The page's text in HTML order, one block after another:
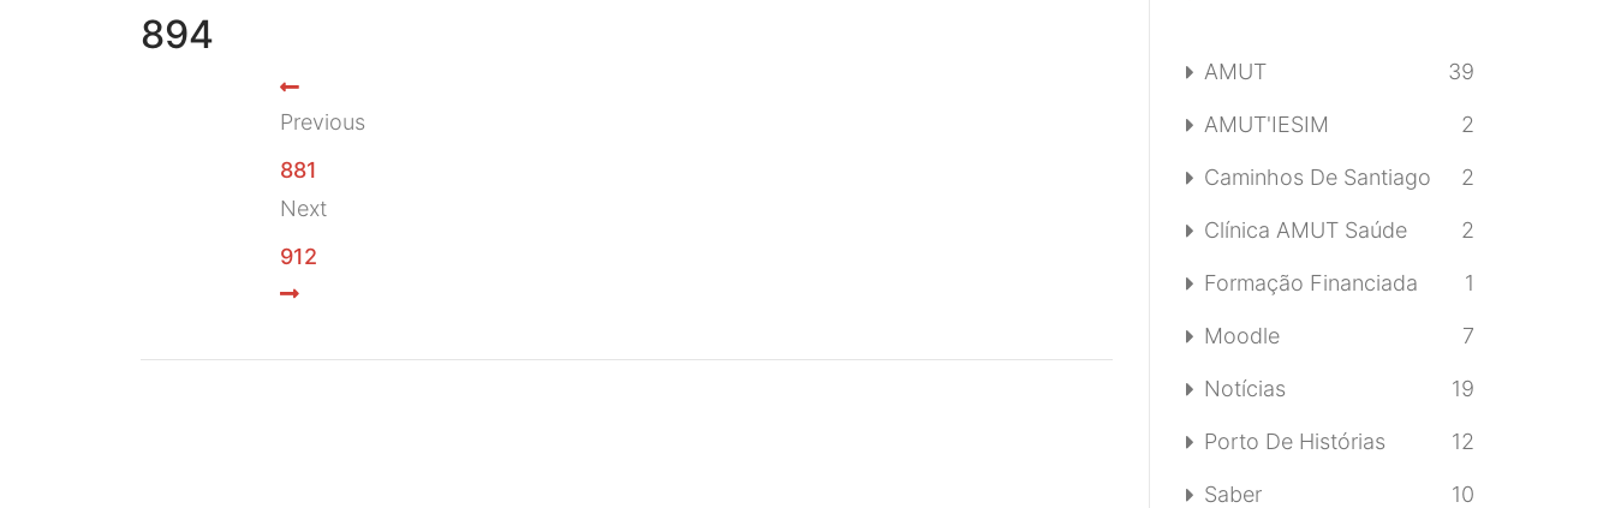
894
Previous
881
Next
912
AMUT 39
AMUT'IESIM 2
Caminhos De Santiago 2
Clínica AMUT Saúde 2
Formação Financiada 1
Moodle 7
Notícias 19
Porto De Histórias 12
Saber 10